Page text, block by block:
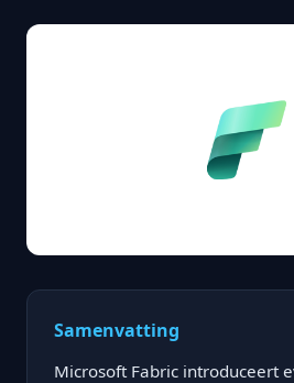
Samenvatting
Microsoft Fabric introduceert